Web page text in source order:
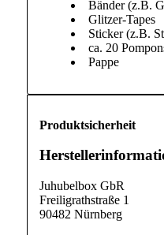
Bänder (z.B.
Glitzer-Tapes
Sticker (z.B.
ca. 20
Pappe
Produktsicherheit
Juhubelbox GbR
Freiligrathstraße 1
90482 Nürnberg